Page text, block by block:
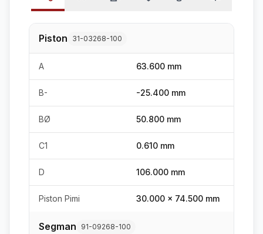
Piston 31-03268-100
A 63.600 mm
B- -25.400 mm
BØ 50.800 mm
C1 0.610 mm
D 106.000 mm
Piston Pimi 30.000 x 74.500 mm
Segman 91-09268-100